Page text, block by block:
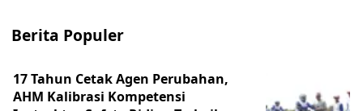
Berita Populer
17 Tahun Cetak Agen Perubahan,
AHM Kalibrasi Kompetensi